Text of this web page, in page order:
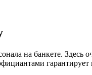
на банкете.